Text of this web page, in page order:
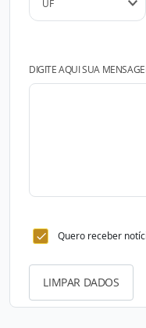
DIGITE AQUI SUA
Quero receber
LIMPAR DADOS